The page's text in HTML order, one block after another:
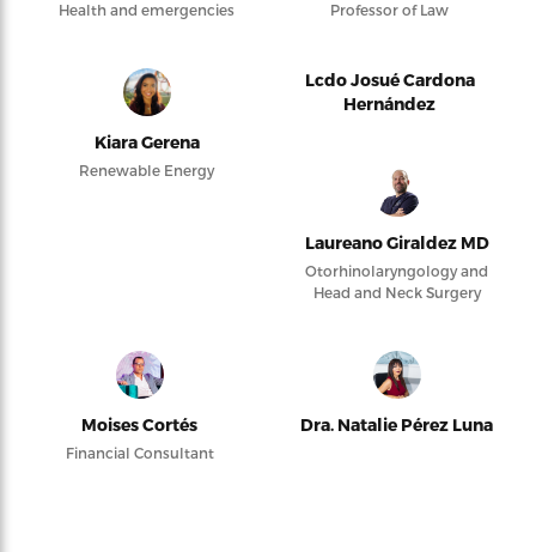
Health and emergencies Professor of Law
Kiara Gerena
Renewable Energy
Lcdo Josué Cardona
Hernández
Laureano Giraldez MD
Otorhinolaryngology and
Head and Neck Surgery
Moises Cortés
Financial Consultant
Dra. Natalie Pérez Luna